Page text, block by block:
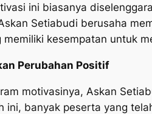
ini biasanya
Setiabudi berusaha
memiliki kesempatan untuk
Perubahan Positif
motivasinya, Askan
ini, banyak peserta yang